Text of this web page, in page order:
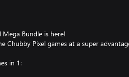
Mega Bundle is here!
Chubby Pixel games at a super
in 1: